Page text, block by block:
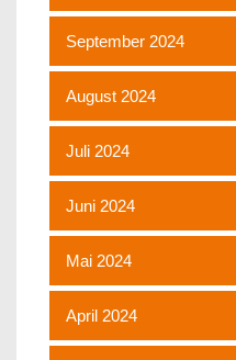
September 2024
August 2024
Juli 2024
Juni 2024
Mai 2024
April 2024